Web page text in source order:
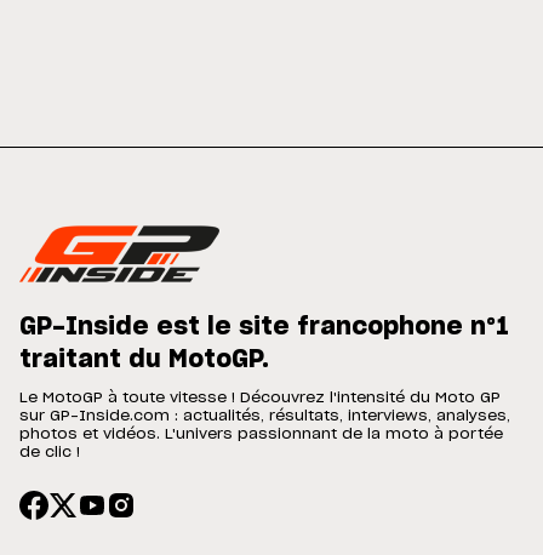
GP-Inside est le site francophone n°1
traitant du MotoGP.
Le MotoGP à toute vitesse ! Découvrez l'intensité du Moto GP
sur GP-Inside.com : actualités, résultats, interviews, analyses,
photos et vidéos. L'univers passionnant de la moto à portée
de clic !